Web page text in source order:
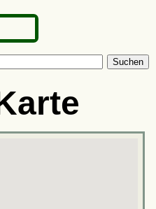
Suchen